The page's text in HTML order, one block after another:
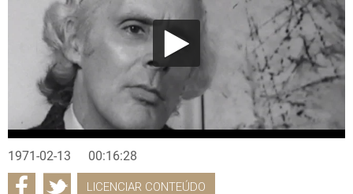
1971-02-13 00:16:28
LICENCIAR CONTEÚDO